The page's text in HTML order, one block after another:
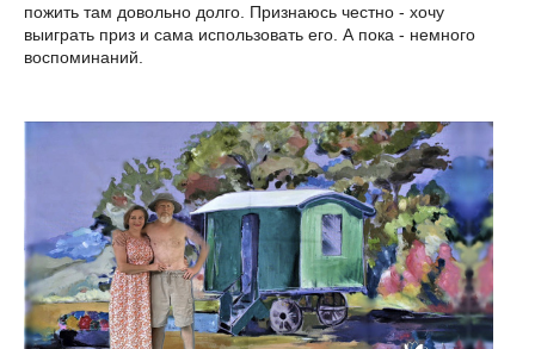
пожить там довольно долго. Признаюсь честно - хочу
выиграть приз и сама использовать его. А пока - немного
воспоминаний.